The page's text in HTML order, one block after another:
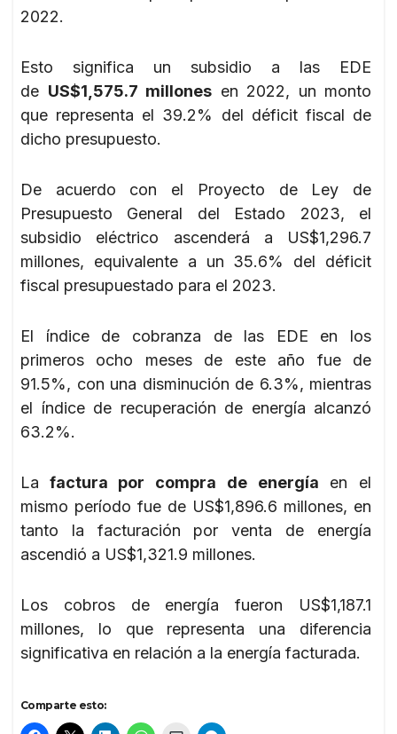
2022.
Esto significa un subsidio a las EDE
de US$1,575.7 millones en 2022, un monto
que representa el 39.2% del déficit fiscal de
dicho presupuesto.
De acuerdo con el Proyecto de Ley de
Presupuesto General del Estado 2023, el
subsidio eléctrico ascenderá a US$1,296.7
millones, equivalente a un 35.6% del déficit
fiscal presupuestado para el 2023.
El índice de cobranza de las EDE en los
primeros ocho meses de este año fue de
91.5%, con una disminución de 6.3%, mientras
el índice de recuperación de energía alcanzó
63.2%.
La factura por compra de energía en el
mismo período fue de US$1,896.6 millones, en
tanto la facturación por venta de energía
ascendió a US$1,321.9 millones.
Los cobros de energía fueron US$1,187.1
millones, lo que representa una diferencia
significativa en relación a la energía facturada.
Comparte esto: